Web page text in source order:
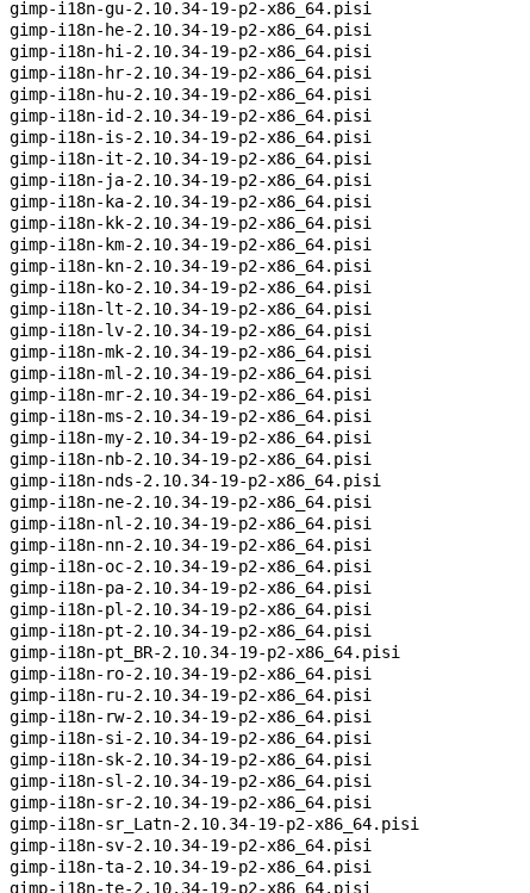
gimp-i18n-gu-2.10.34-19-p2-x86_64.pisi
gimp-i18n-he-2.10.34-19-p2-x86_64.pisi
gimp-i18n-hi-2.10.34-19-p2-x86_64.pisi
gimp-i18n-hr-2.10.34-19-p2-x86_64.pisi
gimp-i18n-hu-2.10.34-19-p2-x86_64.pisi
gimp-i18n-id-2.10.34-19-p2-x86_64.pisi
gimp-i18n-is-2.10.34-19-p2-x86_64.pisi
gimp-i18n-it-2.10.34-19-p2-x86_64.pisi
gimp-i18n-ja-2.10.34-19-p2-x86_64.pisi
gimp-i18n-ka-2.10.34-19-p2-x86_64.pisi
gimp-i18n-kk-2.10.34-19-p2-x86_64.pisi
gimp-i18n-km-2.10.34-19-p2-x86_64.pisi
gimp-i18n-kn-2.10.34-19-p2-x86_64.pisi
gimp-i18n-ko-2.10.34-19-p2-x86_64.pisi
gimp-i18n-lt-2.10.34-19-p2-x86_64.pisi
gimp-i18n-lv-2.10.34-19-p2-x86_64.pisi
gimp-i18n-mk-2.10.34-19-p2-x86_64.pisi
gimp-i18n-ml-2.10.34-19-p2-x86_64.pisi
gimp-i18n-mr-2.10.34-19-p2-x86_64.pisi
gimp-i18n-ms-2.10.34-19-p2-x86_64.pisi
gimp-i18n-my-2.10.34-19-p2-x86_64.pisi
gimp-i18n-nb-2.10.34-19-p2-x86_64.pisi
gimp-i18n-nds-2.10.34-19-p2-x86_64.pisi
gimp-i18n-ne-2.10.34-19-p2-x86_64.pisi
gimp-i18n-nl-2.10.34-19-p2-x86_64.pisi
gimp-i18n-nn-2.10.34-19-p2-x86_64.pisi
gimp-i18n-oc-2.10.34-19-p2-x86_64.pisi
gimp-i18n-pa-2.10.34-19-p2-x86_64.pisi
gimp-i18n-pl-2.10.34-19-p2-x86_64.pisi
gimp-i18n-pt-2.10.34-19-p2-x86_64.pisi
gimp-i18n-pt_BR-2.10.34-19-p2-x86_64.pisi
gimp-i18n-ro-2.10.34-19-p2-x86_64.pisi
gimp-i18n-ru-2.10.34-19-p2-x86_64.pisi
gimp-i18n-rw-2.10.34-19-p2-x86_64.pisi
gimp-i18n-si-2.10.34-19-p2-x86_64.pisi
gimp-i18n-sk-2.10.34-19-p2-x86_64.pisi
gimp-i18n-sl-2.10.34-19-p2-x86_64.pisi
gimp-i18n-sr-2.10.34-19-p2-x86_64.pisi
gimp-i18n-sr_Latn-2.10.34-19-p2-x86_64.pisi
gimp-i18n-sv-2.10.34-19-p2-x86_64.pisi
gimp-i18n-ta-2.10.34-19-p2-x86_64.pisi
gimp-i18n-te-2.10.34-19-p2-x86_64.pisi